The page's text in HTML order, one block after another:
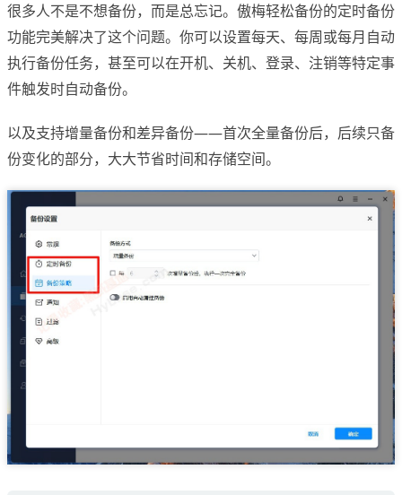
很多人不是不想备份，而是总忘记。傲梅轻松备份的定时备份
功能完美解决了这个问题。你可以设置每天、每周或每月自动
执行备份任务，甚至可以在开机、关机、登录、注销等特定事
件触发时自动备份。
以及支持增量备份和差异备份——首次全量备份后，后续只备
份变化的部分，大大节省时间和存储空间。